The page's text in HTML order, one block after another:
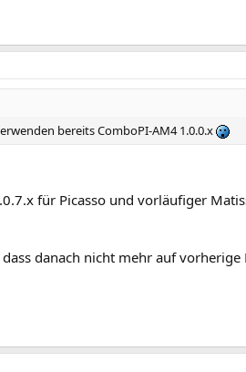
bereits ComboPI-AM4 1.0.0.x
für Picasso und vorläufiger
danach nicht mehr auf